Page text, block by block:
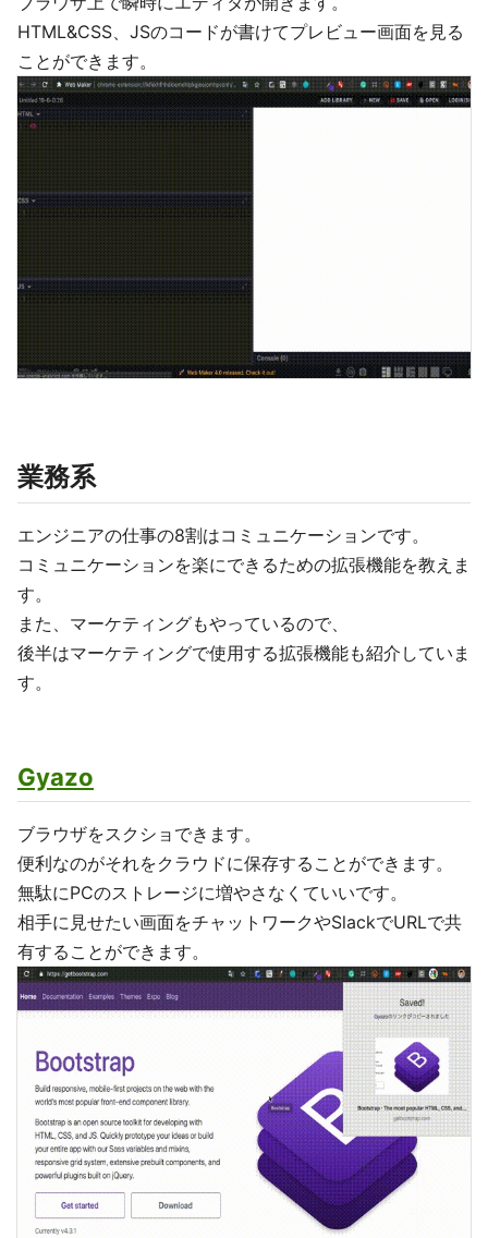
HTML&CSS、JSのコードが書けてプレビュー画面を見る
ことができます。
業務系
エンジニアの仕事の8割はコミュニケーションです。
コミュニケーションを楽にできるための拡張機能を教えま
す。
また、マーケティングもやっているので、
後半はマーケティングで使用する拡張機能も紹介していま
す。
Gyazo
ブラウザをスクショできます。
便利なのがそれをクラウドに保存することができます。
無駄にPCのストレージに増やさなくていいです。
相手に見せたい画面をチャットワークやSlackでURLで共
有することができます。